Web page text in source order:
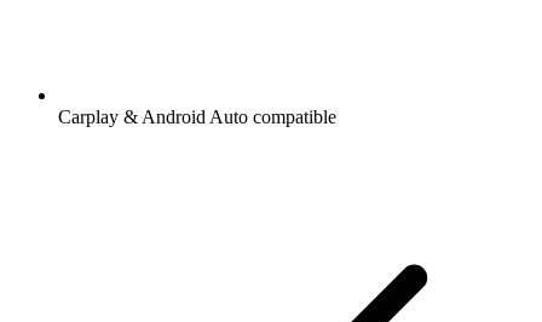
Carplay & Android Auto compatible